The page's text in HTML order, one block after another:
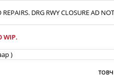
DRG RWY CLOSURE AD
WIP.
)
ТОВЧ